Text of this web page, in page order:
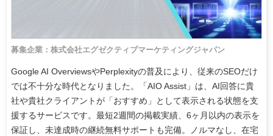
募集企業：株式会社エグゼクティブマーケティングジャパン
Google AI OverviewsやPerplexityの普及により、従来のSEOだけ
では不十分な時代となりました。「AIO Assist」は、AI回答に貴
社や貴社クライアントが「おすすめ」として表示される状態を支
援するサービスです。最短2週間の掲載実績、6ヶ月以内の表示を
保証し、未達成時の継続無料サポートも完備。ノルマなし、在宅